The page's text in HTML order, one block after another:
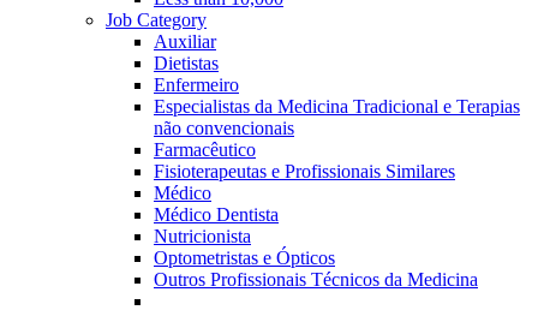
Job Category
Auxiliar
Dietistas
Enfermeiro
Especialistas da Medicina Tradicional e Terapias
não convencionais
Farmacêutico
Fisioterapeutas e Profissionais Similares
Médico
Médico Dentista
Nutricionista
Optometristas e Ópticos
Outros Profissionais Técnicos da Medicina